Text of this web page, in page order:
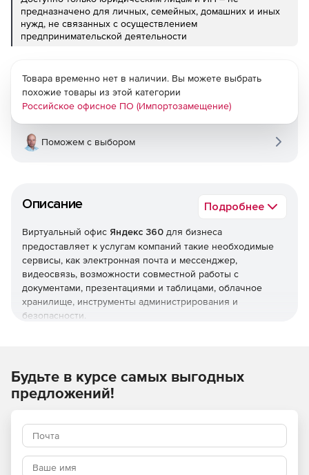
предназначено для личных, семейных, домашних и иных
нужд, не связанных с осуществлением
предпринимательской деятельности
Описание Подробнее
Виртуальный офис Яндекс 360 для бизнеса
предоставляет к услугам компаний такие необходимые
сервисы, как электронная почта и мессенджер,
видеосвязь, возможности совместной работы с
документами, презентациями и таблицами, облачное
хранилище, инструменты администрирования и
безопасности.
В Яндекс 360 для бизнеса входят:
Почта
Корпоративная электронная почта Яндекса
предоставляет доступ к неограниченному количеству
Товара временно нет в наличии. Вы можете выбрать
похожие товары из этой категории
Российское офисное ПО (Импортозамещение)
Поможем с выбором
Будьте в курсе самых выгодных
предложений!